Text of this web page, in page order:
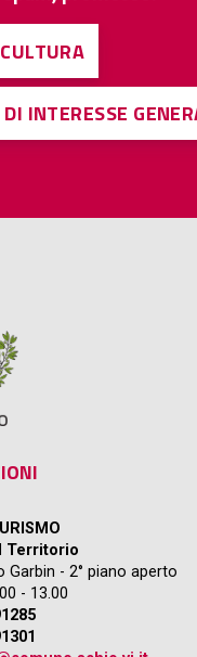
INTERESSE
Territorio
- 2° piano aperto
- 13.00